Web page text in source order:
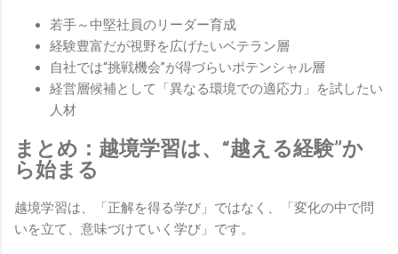
若手～中堅社員のリーダー育成
経験豊富だが視野を広げたいベテラン層
自社では“挑戦機会”が得づらいポテンシャル層
経営層候補として「異なる環境での適応力」を試したい
人材
まとめ：越境学習は、“越える経験”か
ら始まる
越境学習は、「正解を得る学び」ではなく、「変化の中で問
いを立て、意味づけていく学び」です。